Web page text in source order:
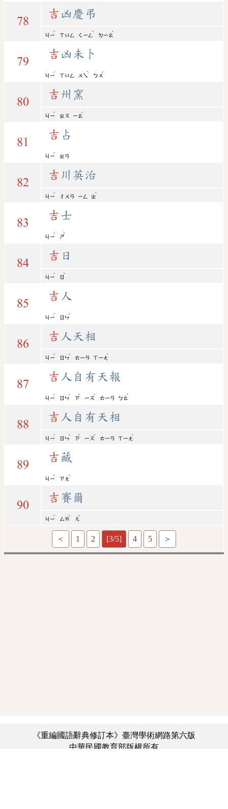
78
吉 凶慶弔
ㄐㄧ
ˊ
ㄒㄩㄥ ㄑㄧㄥ
ˋ
ㄉㄧㄠ
ˋ
79
吉 凶未卜
ㄐㄧ
ˊ
ㄒㄩㄥ ㄨㄟ
ˋ
ㄅㄨ
ˇ
80
吉 州窯
ㄐㄧ
ˊ
ㄓㄡ ㄧㄠ
ˊ
81
吉 占
ㄐㄧ
ˊ
ㄓㄢ
82
吉 川英治
ㄐㄧ
ˊ
ㄔㄨㄢ ㄧㄥ ㄓ
ˋ
83
吉 士
ㄐㄧ
ˊ
ㄕ
ˋ
84
吉 日
ㄐㄧ
ˊ
ㄖ
ˋ
85
吉 人
ㄐㄧ
ˊ
ㄖㄣ
ˊ
86
吉 人天相
ㄐㄧ
ˊ
ㄖㄣ
ˊ
ㄊㄧㄢ ㄒㄧㄤ
ˋ
87
吉 人自有天報
ㄐㄧ
ˊ
ㄖㄣ
ˊ
ㄗ
ˋ
ㄧㄡ
ˇ
ㄊㄧㄢ ㄅㄠ
ˋ
88
吉 人自有天相
ㄐㄧ
ˊ
ㄖㄣ
ˊ
ㄗ
ˋ
ㄧㄡ
ˇ
ㄊㄧㄢ ㄒㄧㄤ
ˋ
89
吉 藏
ㄐㄧ
ˊ
ㄗㄤ
ˋ
90
吉 賽爾
ㄐㄧ
ˊ
ㄙㄞ
ˋ
ㄦ
ˇ
＜ 1 2 [3/5] 4 5 ＞
《重編國語辭典修訂本》臺灣學術網路第六版
中華民國教育部版權所有